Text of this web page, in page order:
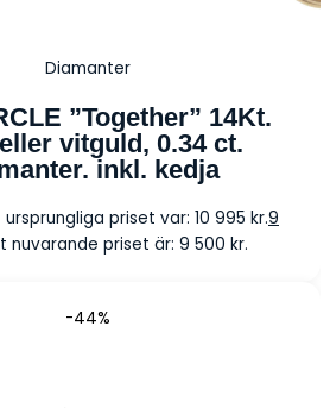
Diamanter
”Together” 14Kt.
vitguld, 0.34 ct.
inkl. kedja
priset var: 10 995 kr.9
nuvarande priset är: 9 500 kr.
-44%